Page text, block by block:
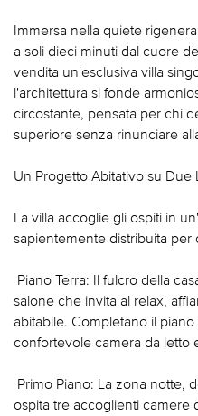
Immersa nella quiete
a soli dieci minuti dal cuore
vendita un'esclusiva villa
l'architettura si fonde
circostante, pensata per chi
superiore senza rinunciare
Un Progetto Abitativo su Due
La villa accoglie gli ospiti in
sapientemente distribuita per
 Piano Terra: Il fulcro della
salone che invita al relax,
abitabile. Completano il
confortevole camera da letto
 Primo Piano: La zona notte,
ospita tre accoglienti camere